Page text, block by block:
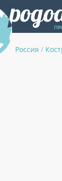
Россия /